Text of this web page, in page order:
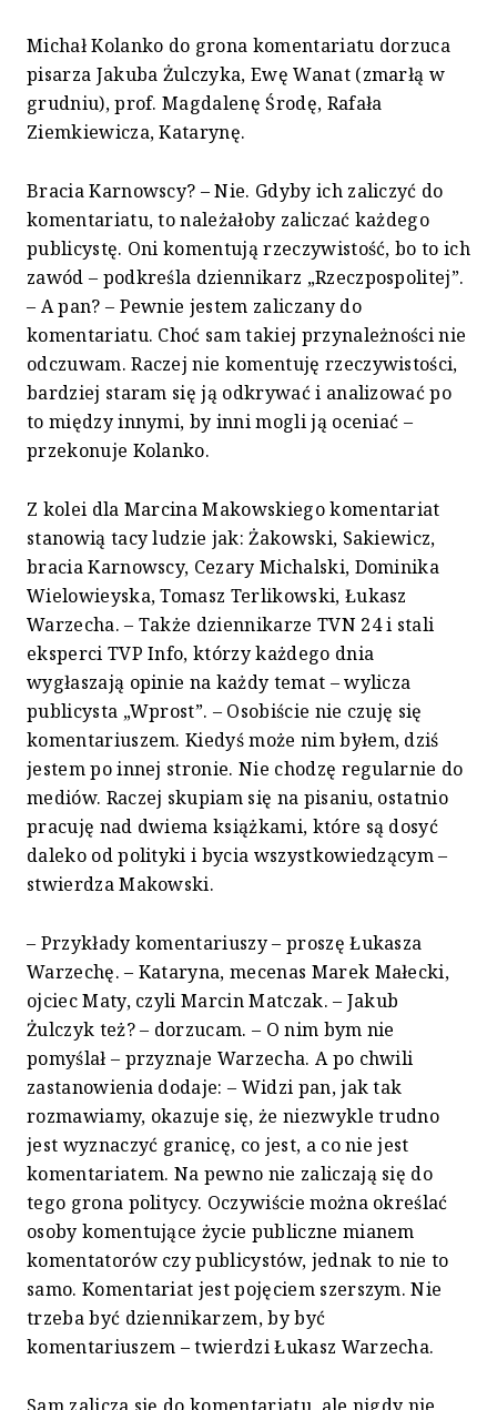
Michał Kolanko do grona komentariatu dorzuca
pisarza Jakuba Żulczyka, Ewę Wanat (zmarłą w
grudniu), prof. Magdalenę Środę, Rafała
Ziemkiewicza, Katarynę.
Bracia Karnowscy? – Nie. Gdyby ich zaliczyć do
komentariatu, to należałoby zaliczać każdego
publicystę. Oni komentują rzeczywistość, bo to ich
zawód – podkreśla dziennikarz „Rzeczpospolitej”.
– A pan? – Pewnie jestem zaliczany do
komentariatu. Choć sam takiej przynależności nie
odczuwam. Raczej nie komentuję rzeczywistości,
bardziej staram się ją odkrywać i analizować po
to między innymi, by inni mogli ją oceniać –
przekonuje Kolanko.
Z kolei dla Marcina Makowskiego komentariat
stanowią tacy ludzie jak: Żakowski, Sakiewicz,
bracia Karnowscy, Cezary Michalski, Dominika
Wielowieyska, Tomasz Terlikowski, Łukasz
Warzecha. – Także dziennikarze TVN 24 i stali
eksperci TVP Info, którzy każdego dnia
wygłaszają opinie na każdy temat – wylicza
publicysta „Wprost”. – Osobiście nie czuję się
komentariuszem. Kiedyś może nim byłem, dziś
jestem po innej stronie. Nie chodzę regularnie do
mediów. Raczej skupiam się na pisaniu, ostatnio
pracuję nad dwiema książkami, które są dosyć
daleko od polityki i bycia wszystkowiedzącym –
stwierdza Makowski.
– Przykłady komentariuszy – proszę Łukasza
Warzechę. – Kataryna, mecenas Marek Małecki,
ojciec Maty, czyli Marcin Matczak. – Jakub
Żulczyk też? – dorzucam. – O nim bym nie
pomyślał – przyznaje Warzecha. A po chwili
zastanowienia dodaje: – Widzi pan, jak tak
rozmawiamy, okazuje się, że niezwykle trudno
jest wyznaczyć granicę, co jest, a co nie jest
komentariatem. Na pewno nie zaliczają się do
tego grona politycy. Oczywiście można określać
osoby komentujące życie publiczne mianem
komentatorów czy publicystów, jednak to nie to
samo. Komentariat jest pojęciem szerszym. Nie
trzeba być dziennikarzem, by być
komentariuszem – twierdzi Łukasz Warzecha.